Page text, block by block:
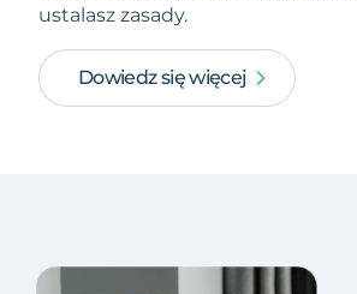
ustalasz zasady.
Dowiedz się więcej